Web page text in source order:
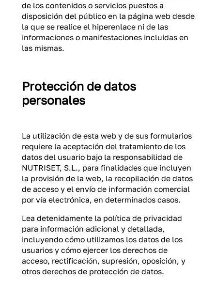
de los contenidos o servicios puestos a
disposición del público en la página web desde
la que se realice el hiperenlace ni de las
informaciones o manifestaciones incluidas en
las mismas.
Protección de datos
personales
La utilización de esta web y de sus formularios
requiere la aceptación del tratamiento de los
datos del usuario bajo la responsabilidad de
NUTRISET, S.L., para finalidades que incluyen
la provisión de la web, la recopilación de datos
de acceso y el envío de información comercial
por vía electrónica, en determinados casos.
Lea detenidamente la política de privacidad
para información adicional y detallada,
incluyendo cómo utilizamos los datos de los
usuarios y cómo ejercer los derechos de
acceso, rectificación, supresión, oposición, y
otros derechos de protección de datos.